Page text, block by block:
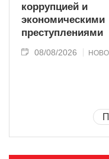
коррупцией и
экономическими
преступлениями
08/08/2026